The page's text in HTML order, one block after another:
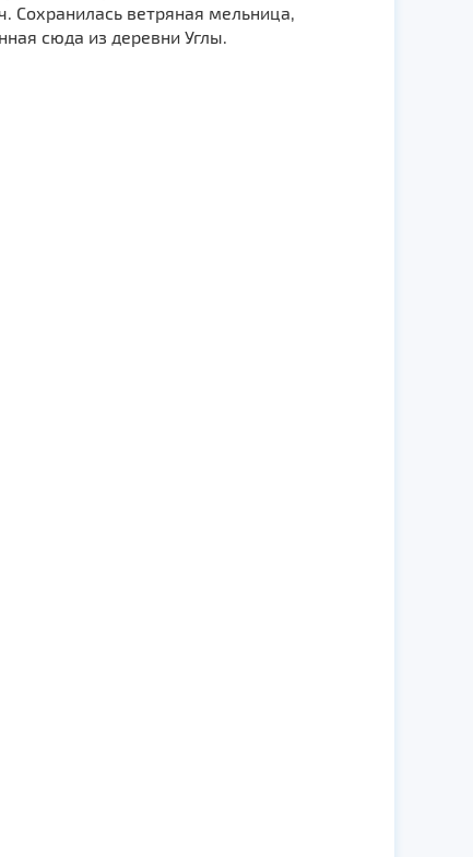
Сохранилась ветряная мельница,
сюда из деревни Углы.